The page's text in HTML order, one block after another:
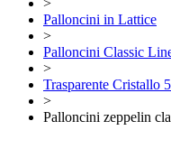
>
Palloncini in Lattice
>
Palloncini Classic
>
Trasparente Cristallo
>
Palloncini zeppelin